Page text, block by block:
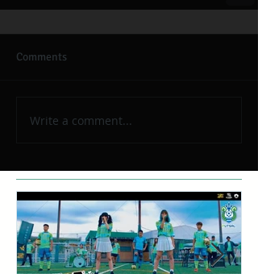
Comments
Write a comment...